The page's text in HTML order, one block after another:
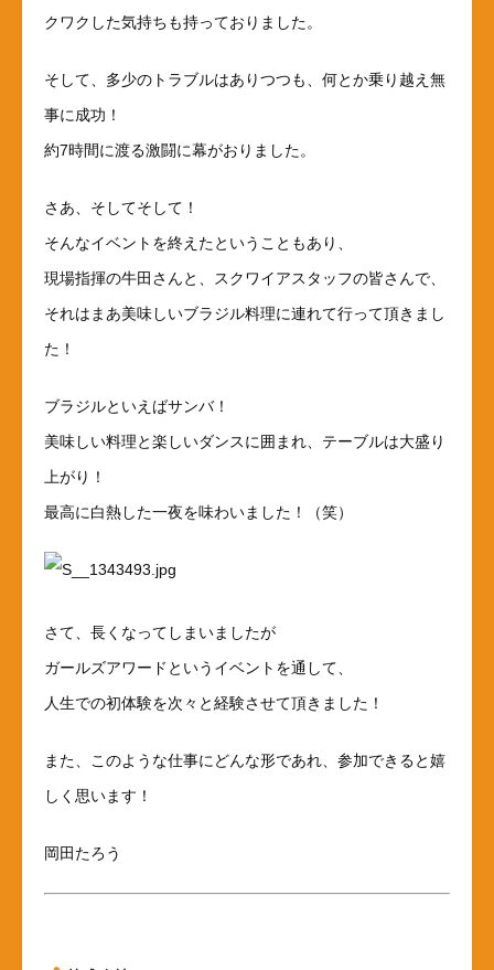
クワクした気持ちも持っておりました。
そして、多少のトラブルはありつつも、何とか乗り越え無
事に成功！
約7時間に渡る激闘に幕がおりました。
さあ、そしてそして！
そんなイベントを終えたということもあり、
現場指揮の牛田さんと、スクワイアスタッフの皆さんで、
それはまあ美味しいブラジル料理に連れて行って頂きまし
た！
ブラジルといえばサンバ！
美味しい料理と楽しいダンスに囲まれ、テーブルは大盛り
上がり！
最高に白熱した一夜を味わいました！（笑）
さて、長くなってしまいましたが
ガールズアワードというイベントを通して、
人生での初体験を次々と経験させて頂きました！
また、このような仕事にどんな形であれ、参加できると嬉
しく思います！
岡田たろう